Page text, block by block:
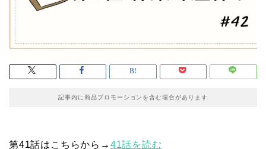
記事内に商品プロモーションを含む場合があります
第41話はこちらから→ 41話を読む